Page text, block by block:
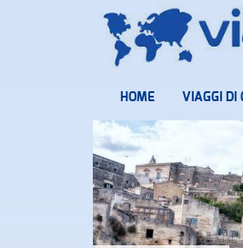
HOME VIAGGI DI